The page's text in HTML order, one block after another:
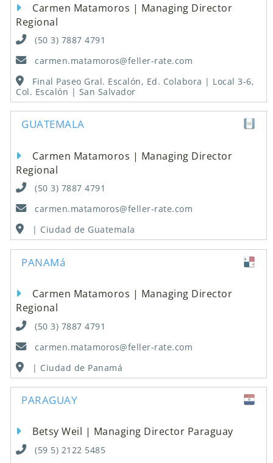
Carmen Matamoros | Managing Director
Regional
(50 3) 7887 4791
carmen.matamoros@feller-rate.com
Final Paseo Gral. Escalón, Ed. Colabora | Local 3-6,
Col. Escalón | San Salvador
GUATEMALA
Carmen Matamoros | Managing Director
Regional
(50 3) 7887 4791
carmen.matamoros@feller-rate.com
| Ciudad de Guatemala
PANAMá
Carmen Matamoros | Managing Director
Regional
(50 3) 7887 4791
carmen.matamoros@feller-rate.com
| Ciudad de Panamá
PARAGUAY
Betsy Weil | Managing Director Paraguay
(59 5) 2122 5485